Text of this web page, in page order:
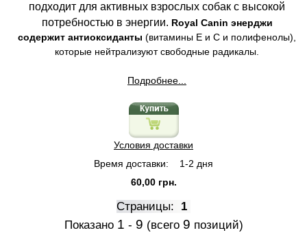
подходит для активных взрослых собак с высокой
потребностью в энергии. Royal Canin энерджи
содержит антиоксиданты (витамины Е и С и полифенолы),
которые нейтрализуют свободные радикалы.
Подробнее...
Условия доставки
Время доставки:
1-2 дня
60,00 грн.
Страницы: 1
Показано 1 - 9 (всего 9 позиций)